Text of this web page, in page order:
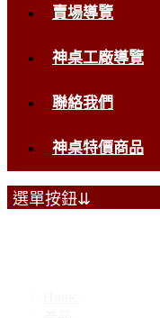
賣場導覽
神桌工廠導覽
聯絡我們
神桌特價商品
選單按鈕⇊